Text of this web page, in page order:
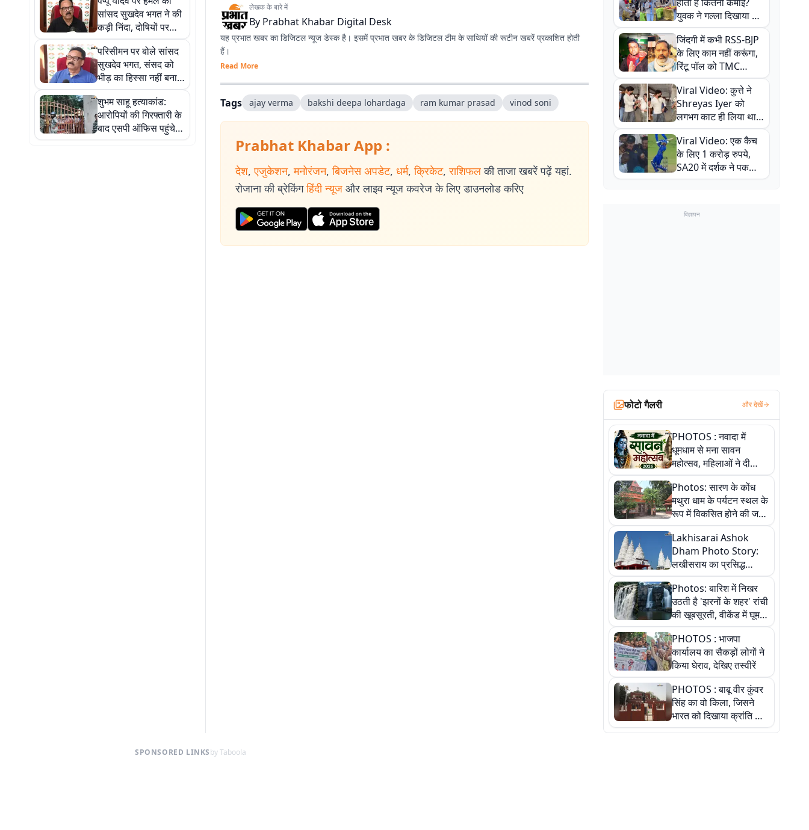
युवाओं का भविष्य अधर में
सांसद सुखदेव भगत ने की
कड़ी निंदा, दोषियों पर
सख्त कार्रवाई की मांग
परिसीमन पर बोले सांसद
सुखदेव भगत, संसद को
भीड़ का हिस्सा नहीं बनाया
जाए
शुभम साहू हत्याकांड:
आरोपियों की गिरफ्तारी के
बाद एसपी ऑफिस पहुंचे
परिजन, महिलाओं ने किया
लेखक के बारे में
By Prabhat Khabar Digital Desk
यह प्रभात खबर का डिजिटल न्यूज डेस्क है। इसमें प्रभात खबर के डिजिटल टीम के साथियों की रूटीन खबरें प्रकाशित होती
हैं।
Read More
Tags ajay verma bakshi deepa lohardaga ram kumar prasad vinod soni
Prabhat Khabar App :
देश, एजुकेशन, मनोरंजन, बिजनेस अपडेट, धर्म, क्रिकेट, राशिफल की ताजा खबरें पढ़ें यहां.
रोजाना की ब्रेकिंग हिंदी न्यूज और लाइव न्यूज कवरेज के लिए डाउनलोड करिए
की गंदी चाल
युवक ने गल्ला दिखाया तो
नौकरी वालों के खड़े हो गए
कान
जिंदगी में कभी RSS-BJP
के लिए काम नहीं करूंगा,
रिंटू पॉल को TMC
ऑफिस में ले जाकर पीटा,
Video वायरल
Viral Video: कुत्ते ने
Shreyas Iyer को
लगभग काट ही लिया था,
न्यूजीलैंड सीरीज से पहले
बाल-बाल बचे
Viral Video: एक कैच
के लिए 1 करोड़ रुपये,
SA20 में दर्शक ने पकड़ा
एक हाथ से गजब का कैच
विज्ञापन
फोटो गैलरी और देखें
PHOTOS : नवादा में
धूमधाम से मना सावन
महोत्सव, महिलाओं ने दी
सांस्कृतिक प्रस्तुतियां
Photos: सारण के कोंध
मथुरा धाम के पर्यटन स्थल के
रूप में विकसित होने की जगी
आस, 9 तस्वीरों में देखें पूरी
कहानी
Lakhisarai Ashok
Dham Photo Story:
लखीसराय का प्रसिद्ध
अशोक धाम—आस्था,
श्रृंगार, अनुष्ठान और
अलौकिक संध्या आरती के
विहंगम दृश्य
Photos: बारिश में निखर
उठती है 'झरनों के शहर' रांची
की खूबसूरती, वीकेंड में घूम
आएं ये 5 वादियां
PHOTOS : भाजपा
कार्यालय का सैकड़ों लोगों ने
किया घेराव, देखिए तस्वीरें
PHOTOS : बाबू वीर कुंवर
सिंह का वो किला, जिसने
भारत को दिखाया क्रांति का
रास्ता: तस्वीरों में देखिए
SPONSORED LINKSby Taboola